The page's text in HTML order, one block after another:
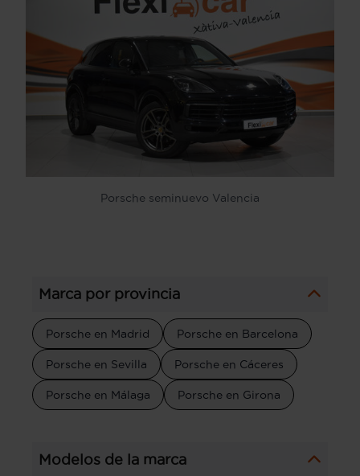
Porsche seminuevo Valencia
Marca por provincia
Porsche en Madrid Porsche en Barcelona
Porsche en Sevilla Porsche en Cáceres
Porsche en Málaga Porsche en Girona
Modelos de la marca